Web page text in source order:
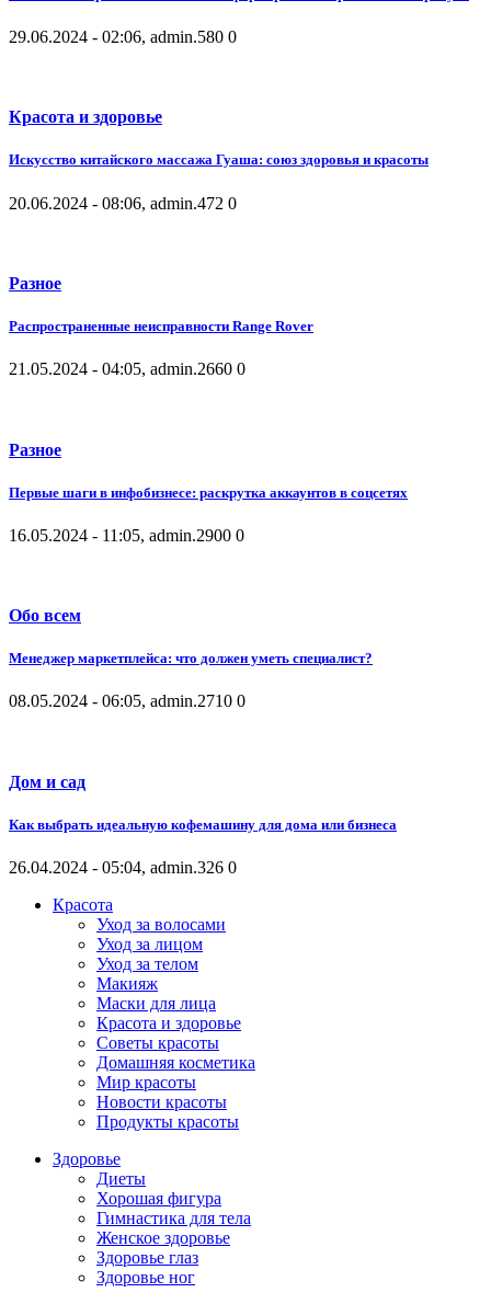
29.06.2024 - 02:06, admin.580 0
Красота и здоровье
Искусство китайского массажа Гуаша: союз здоровья и красоты
20.06.2024 - 08:06, admin.472 0
Разное
Распространенные неисправности Range Rover
21.05.2024 - 04:05, admin.2660 0
Разное
Первые шаги в инфобизнесе: раскрутка аккаунтов в соцсетях
16.05.2024 - 11:05, admin.2900 0
Обо всем
Менеджер маркетплейса: что должен уметь специалист?
08.05.2024 - 06:05, admin.2710 0
Дом и сад
Как выбрать идеальную кофемашину для дома или бизнеса
26.04.2024 - 05:04, admin.326 0
Красота
Уход за волосами
Уход за лицом
Уход за телом
Макияж
Маски для лица
Красота и здоровье
Советы красоты
Домашняя косметика
Мир красоты
Новости красоты
Продукты красоты
Здоровье
Диеты
Хорошая фигура
Гимнастика для тела
Женское здоровье
Здоровье глаз
Здоровье ног